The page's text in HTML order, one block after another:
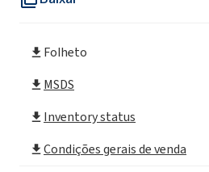
Folheto
MSDS
Inventory status
Condições gerais de venda
ROKAmer®2100
ROKAmer®2330